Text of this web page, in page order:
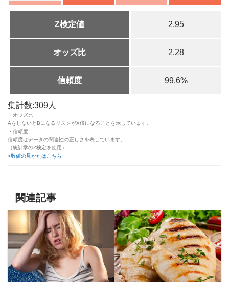
Z検定値 2.95
オッズ比 2.28
信頼度 99.6%
集計数:309人
・オッズ比
AをしないとBになるリスクがX倍になることを示しています。
・信頼度
信頼度はデータの関連性の正しさを表しています。
（統計学のZ検定を使用）
>数値の見かたはこちら
関連記事